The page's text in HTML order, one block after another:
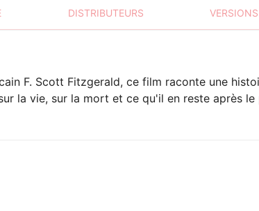
DISTRIBUTEURS
F. Scott Fitzgerald, ce film raconte une
la vie, sur la mort et ce qu'il en reste après le